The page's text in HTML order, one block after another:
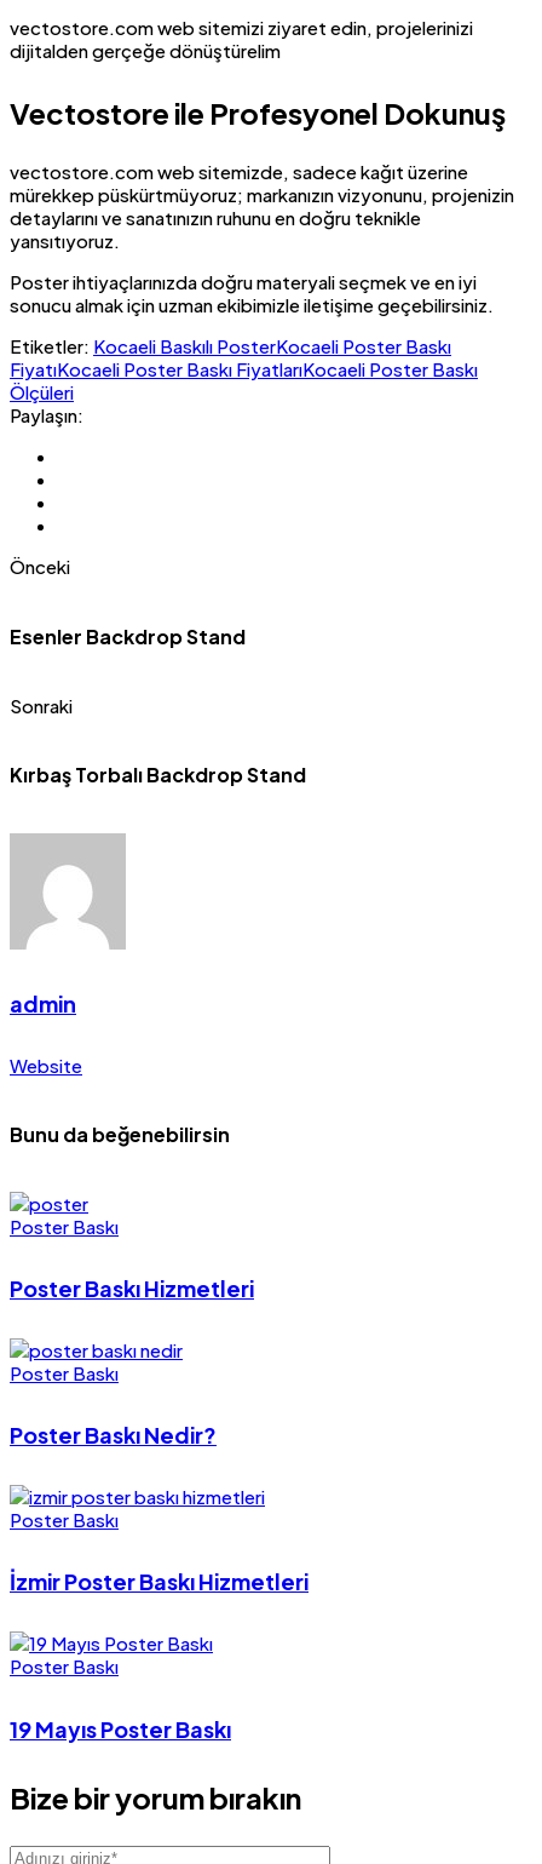
vectostore.com web sitemizi ziyaret edin, projelerinizi
dijitalden gerçeğe dönüştürelim
Vectostore ile Profesyonel Dokunuş
vectostore.com web sitemizde, sadece kağıt üzerine
mürekkep püskürtmüyoruz; markanızın vizyonunu, projenizin
detaylarını ve sanatınızın ruhunu en doğru teknikle
yansıtıyoruz.
Poster ihtiyaçlarınızda doğru materyali seçmek ve en iyi
sonucu almak için uzman ekibimizle iletişime geçebilirsiniz.
Etiketler: Kocaeli Baskılı PosterKocaeli Poster Baskı
FiyatıKocaeli Poster Baskı FiyatlarıKocaeli Poster Baskı
Ölçüleri
Paylaşın:
Önceki
Esenler Backdrop Stand
Sonraki
Kırbaş Torbalı Backdrop Stand
admin
Website
Bunu da beğenebilirsin
Poster Baskı
Poster Baskı Hizmetleri
Poster Baskı
Poster Baskı Nedir?
Poster Baskı
İzmir Poster Baskı Hizmetleri
Poster Baskı
19 Mayıs Poster Baskı
Bize bir yorum bırakın